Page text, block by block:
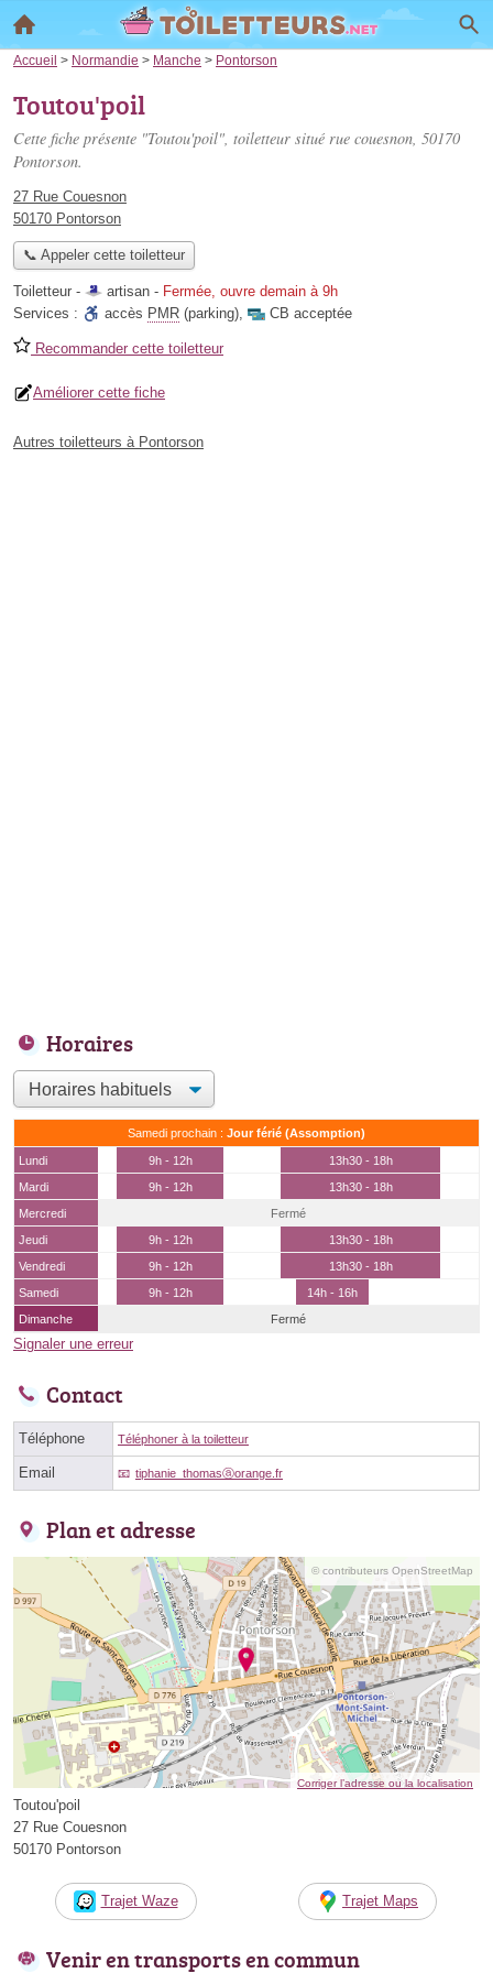
Accueil > Normandie > Manche > Pontorson
Toutou'poil
Cette fiche présente "Toutou'poil", toiletteur situé rue couesnon, 50170
Pontorson.
27 Rue Couesnon
50170 Pontorson
📞 Appeler cette toiletteur
Toiletteur - artisan - Fermée, ouvre demain à 9h
Services :
accès PMR (parking), CB acceptée
Recommander cette toiletteur
Améliorer cette fiche
Autres toiletteurs à Pontorson
Horaires
Samedi prochain : Jour férié (Assomption)
Lundi 9h - 12h
13h30 - 18h
Mardi
9h - 12h
13h30 - 18h
Mercredi
Fermé
Jeudi
9h - 12h
13h30 - 18h
Vendredi
9h - 12h
13h30 - 18h
Samedi
9h - 12h
14h - 16h
Dimanche
Fermé
Signaler une erreur
Contact
Téléphone Téléphoner à la toiletteur
Email tiphanie_thomasⓐorange.fr
Plan et adresse
© contributeurs OpenStreetMap
Corriger l’adresse ou la localisation
Toutou'poil
27 Rue Couesnon
50170 Pontorson
Trajet Waze Trajet Maps
Venir en transports en commun